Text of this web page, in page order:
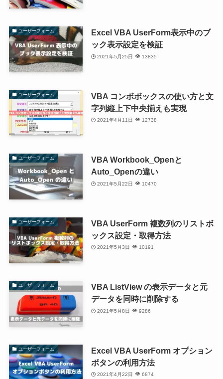
ユーザーフォーム
Excel VBA UserForm表示中のブ
ック表示設定を検証
2021年5月25日 13835
ユーザーフォーム
VBA コンボボックスの使い方と文
字列縦上下中央揃えも実現
2021年4月11日 12738
ユーザーフォーム
VBA Workbook_Openと
Auto_Openの違い
2021年5月22日 10470
ユーザーフォーム
VBA UserForm 複数列のリストボ
ックス設定・取得方法
2021年5月3日 10191
ユーザーフォーム
VBA ListView の表示データと元
データを同時に削除する
2021年5月8日 9286
ユーザーフォーム
Excel VBA UserForm オプション
ボタンの利用方法
2021年4月22日 6874